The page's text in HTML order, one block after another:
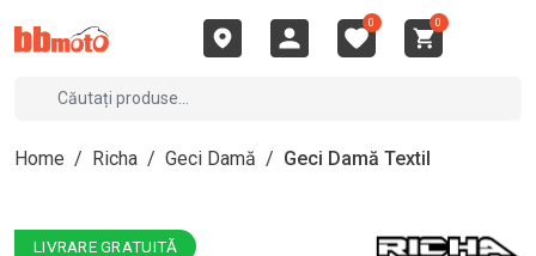
0 0
Home / Richa / Geci Damă / Geci Damă Textil
LIVRARE GRATUITĂ